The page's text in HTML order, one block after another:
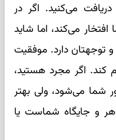
می‌کنید. اگر در
می‌کند، اما شاید
توجهتان دارد. موفقیت
کند. اگر مجرد هستید،
شما می‌شود، ولی بهتر
و جایگاه شماست یا